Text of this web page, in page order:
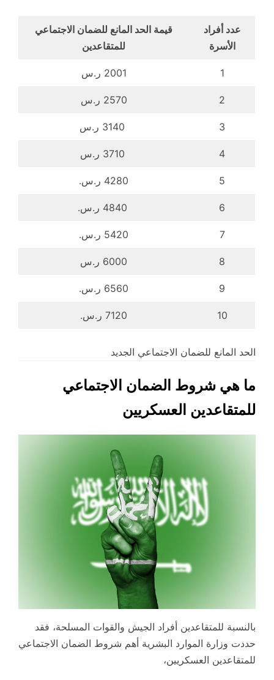
عدد أفراد
الأسرة
قيمة الحد المانع للضمان الاجتماعي
للمتقاعدين
1 2001 ر.س
2 2570 ر.س
3
4
5 4280 ر.س.
6
7 5420 ر.س.
8 6000 ر.س
9 6560 ر.س.
10 7120 ر.س.
الحد المانع للضمان الاجتماعي الجديد
ما هي شروط الضمان الاجتماعي
للمتقاعدين العسكريين
بالنسبة للمتقاعدين أفراد الجيش والقوات المسلحة، فقد
حددت وزارة الموارد البشرية أهم شروط الضمان الاجتماعي
للمتقاعدين العسكريين،